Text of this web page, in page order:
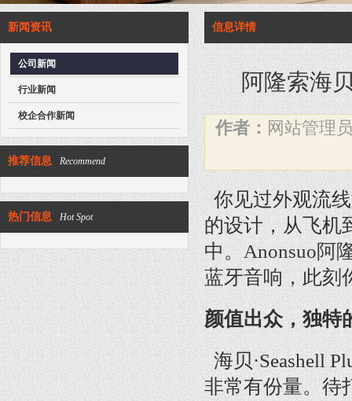
新闻资讯
公司新闻
行业新闻
校企合作新闻
推荐信息 Recommend
热门信息 Hot Spot
信息详情
阿隆索海
作者： 网站管
你见过外观流
的设计，从飞机
中。 Anonsuo阿
蓝牙音响，此刻
颜值出众，独特
海贝·Seashell
非常有份量。待